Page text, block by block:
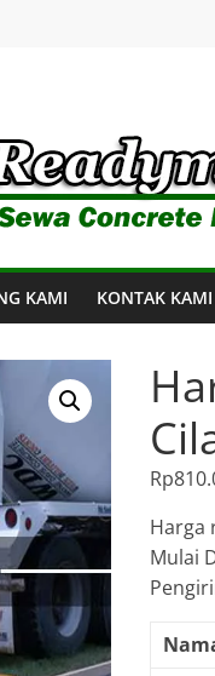
KAMI KONTAK KAMI
Rp
Harga
Mulai